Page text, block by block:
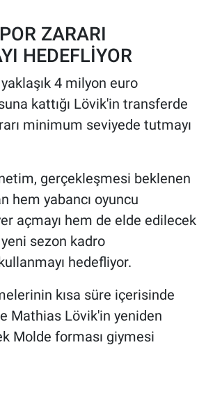
ZARARI
HEDEFLİYOR
4 milyon euro
kattığı Lövik'in transferde
minimum seviyede tutmayı
gerçekleşmesi beklenen
hem yabancı oyuncu
açmayı hem de elde edilecek
sezon kadro
hedefliyor.
kısa süre içerisinde
Mathias Lövik'in yeniden
Molde forması giymesi